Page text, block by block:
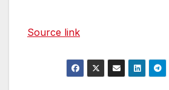
Source link